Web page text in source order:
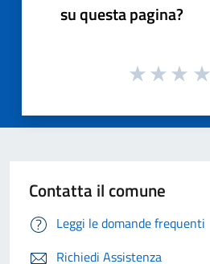
su questa pagina?
Contatta il comune
Leggi le domande frequenti
Richiedi Assistenza